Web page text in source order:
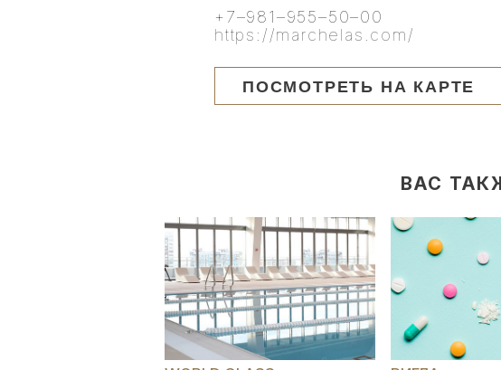
+7–981–955–50–00
https://marchelas.com/
ПОСМОТРЕТЬ НА КАРТЕ
ВАС